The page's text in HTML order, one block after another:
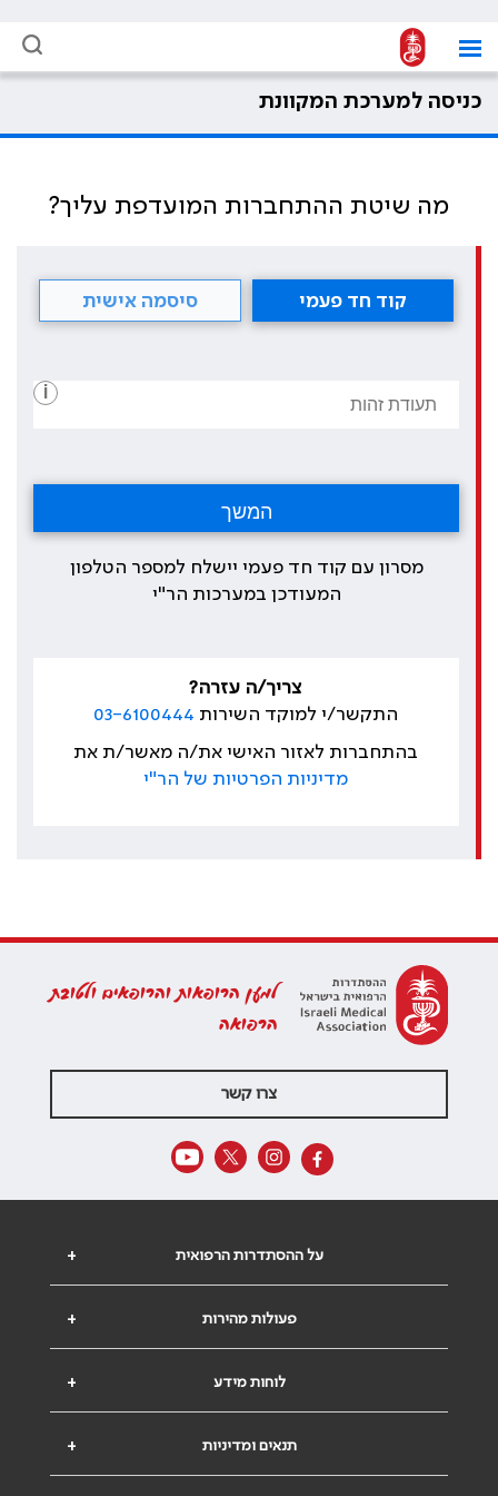
כניסה למערכת המקוונת
מה שיטת ההתחברות המועדפת עליך?
קוד חד פעמי סיסמה אישית
i
מסרון עם קוד חד פעמי יישלח למספר הטלפון
המעודכן במערכות הר"י
צריך/ה עזרה?
התקשר/י למוקד השירות 03-6100444
בהתחברות לאזור האישי את/ה מאשר/ת את
מדיניות הפרטיות של הר"י
למען הרופאות והרופאים ולטובת
הרפואה
צרו קשר
+ על ההסתדרות הרפואית
+ פעולות מהירות
+ לוחות מידע
+ תנאים ומדיניות